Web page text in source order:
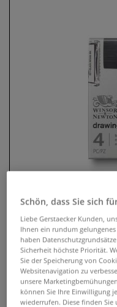
WINSOR &
Ink Sets,
Schön, dass Sie sich
Liebe Gerstaecker Kunden,
Ihnen ein rundum
haben
Sicherheit höchste Priorität.
Sie der Speicherung von
Websitenavigation zu
unsere
können Sie Ihre Einwilligung
wiederrufen. Diese finden Sie